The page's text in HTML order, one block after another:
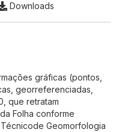
Downloads
gráficas (pontos,
georreferenciadas,
que retratam
Folha conforme
Geomorfologia